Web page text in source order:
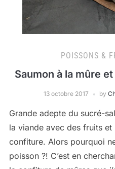
POISSONS &
Saumon à la mûre
13 octobre 2017 by
Grande adepte du sucré-
la viande avec des fruits
confiture. Alors pourquoi
poisson ?! C’est en